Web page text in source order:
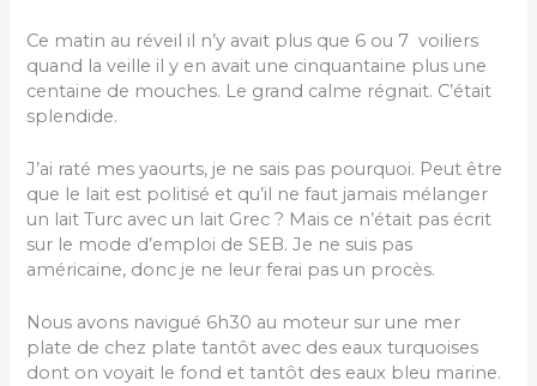
Ce matin au réveil il n’y avait plus que 6 ou 7 voiliers
quand la veille il y en avait une cinquantaine plus une
centaine de mouches. Le grand calme régnait. C’était
splendide.
J’ai raté mes yaourts, je ne sais pas pourquoi. Peut être
que le lait est politisé et qu’il ne faut jamais mélanger
un lait Turc avec un lait Grec ? Mais ce n’était pas écrit
sur le mode d’emploi de SEB. Je ne suis pas
américaine, donc je ne leur ferai pas un procès.
Nous avons navigué 6h30 au moteur sur une mer
plate de chez plate tantôt avec des eaux turquoises
dont on voyait le fond et tantôt des eaux bleu marine.